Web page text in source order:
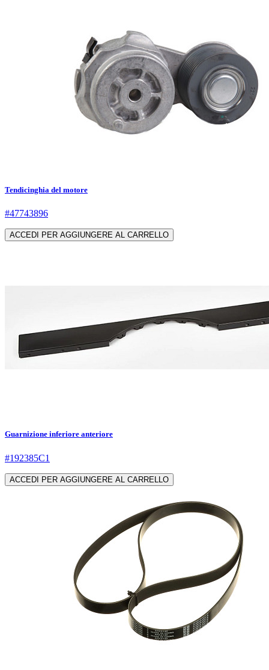
Tendicinghia del motore
#47743896
ACCEDI PER AGGIUNGERE AL CARRELLO
Guarnizione inferiore anteriore
#192385C1
ACCEDI PER AGGIUNGERE AL CARRELLO